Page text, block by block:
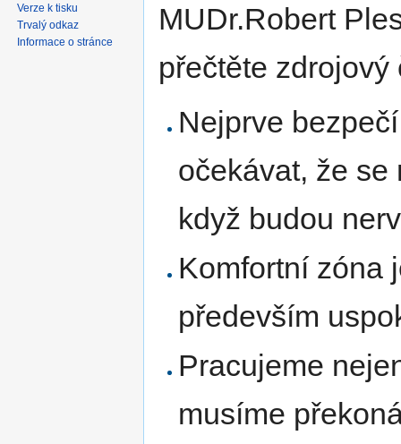
MUDr.Robert
přečtěte
Nejprve
očekávat, že se
když budou
Komfortní zóna
především
Pracujeme
musíme
Verze k tisku
Trvalý odkaz
Informace o stránce